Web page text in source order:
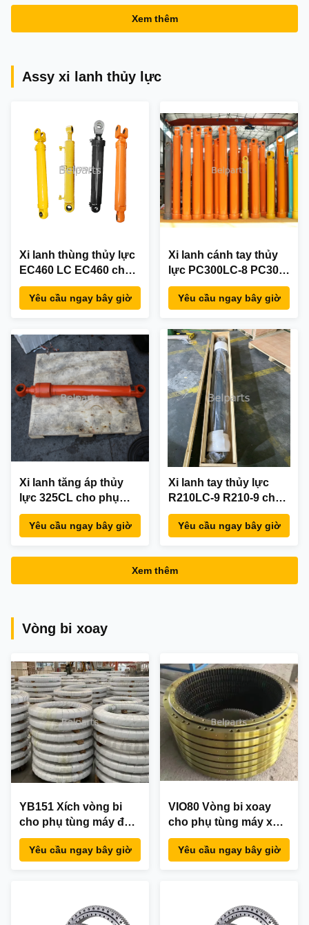
R210LC-7 R250LC-7
Xem thêm
Assy xi lanh thủy lực
Xi lanh thùng thủy lực
EC460 LC EC460 cho
phụ tùng máy xúc
1146-07530 Chất
Yêu cầu ngay bây giờ
Xi lanh cánh tay thủy
lực PC300LC-8 PC300-
8 cho phụ tùng máy
xúc Komatsu 707-01-
hậu mãi
Yêu cầu ngay bây giờ
Xi lanh tăng áp thủy
lực 325CL cho phụ
tùng máy xúc 179-9782
1799782 Chất lượng
Yêu cầu ngay bây giờ
Xi lanh tay thủy lực
R210LC-9 R210-9 cho
phụ tùng máy xúc
Hyundai 31Y1-28631
mãi
Yêu cầu ngay bây giờ
Xem thêm
Vòng bi xoay
YB151 Xích vòng bi
cho phụ tùng máy đào
Yanmar 172149-57600
Xích vòng bi vòng bi
Yêu cầu ngay bây giờ
VIO80 Vòng bi xoay
cho phụ tùng máy xúc
Yanmar 172A89-57600
Vòng xoay Vòng bi
Yêu cầu ngay bây giờ